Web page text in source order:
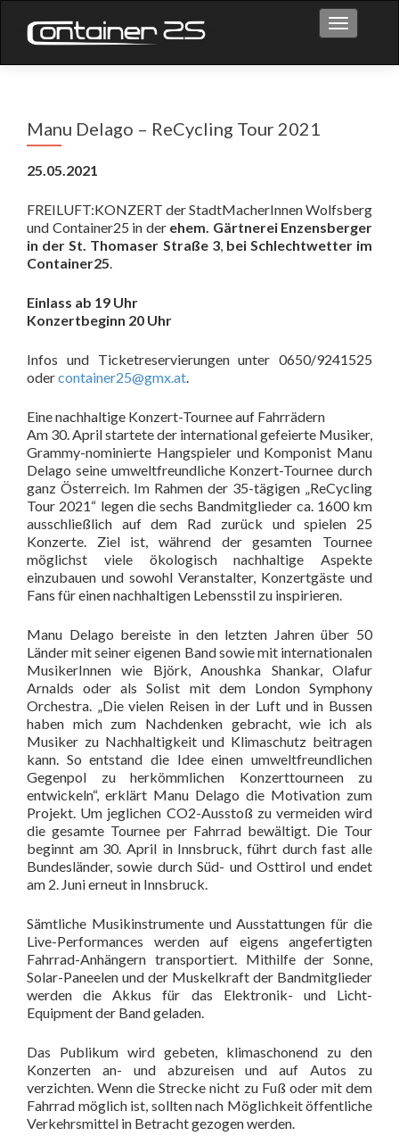
Toggle
Manu Delago – ReCycling Tour 2021
25.05.2021
FREILUFT:KONZERT der StadtMacherInnen Wolfsberg
und Container25 in der ehem. Gärtnerei Enzensberger
in der St. Thomaser Straße 3, bei Schlechtwetter im
Container25.
Einlass ab 19 Uhr
Konzertbeginn 20 Uhr
Infos und Ticketreservierungen unter 0650/9241525
odercontainer25@gmx.at.
Eine nachhaltige Konzert-Tournee auf Fahrrädern
Am 30. April startete der international gefeierte Musiker,
Grammy-nominierte Hangspieler und Komponist Manu
Delago seine umweltfreundliche Konzert-Tournee durch
ganz Österreich. Im Rahmen der 35-tägigen „ReCycling
Tour 2021“ legen die sechs Bandmitglieder ca. 1600 km
ausschließlich auf dem Rad zurück und spielen 25
Konzerte. Ziel ist, während der gesamten Tournee
möglichst viele ökologisch nachhaltige Aspekte
einzubauen und sowohl Veranstalter, Konzertgäste und
Fans für einen nachhaltigen Lebensstil zu inspirieren.
Manu Delago bereiste in den letzten Jahren über 50
Länder mit seiner eigenen Band sowie mit internationalen
MusikerInnen wie Björk, Anoushka Shankar, Olafur
Arnalds oder als Solist mit dem London Symphony
Orchestra. „Die vielen Reisen in der Luft und in Bussen
haben mich zum Nachdenken gebracht, wie ich als
Musiker zu Nachhaltigkeit und Klimaschutz beitragen
kann. So entstand die Idee einen umweltfreundlichen
Gegenpol zu herkömmlichen Konzerttourneen zu
entwickeln“, erklärt Manu Delago die Motivation zum
Projekt. Um jeglichen CO2-Ausstoß zu vermeiden wird
die gesamte Tournee per Fahrrad bewältigt. Die Tour
beginnt am 30. April in Innsbruck, führt durch fast alle
Bundesländer, sowie durch Süd- und Osttirol und endet
am 2. Juni erneut in Innsbruck.
Sämtliche Musikinstrumente und Ausstattungen für die
Live-Performances werden auf eigens angefertigten
Fahrrad-Anhängern transportiert. Mithilfe der Sonne,
Solar-Paneelen und der Muskelkraft der Bandmitglieder
werden die Akkus für das Elektronik- und Licht-
Equipment der Band geladen.
Das Publikum wird gebeten, klimaschonend zu den
Konzerten an- und abzureisen und auf Autos zu
verzichten. Wenn die Strecke nicht zu Fuß oder mit dem
Fahrrad möglich ist, sollten nach Möglichkeit öffentliche
Verkehrsmittel in Betracht gezogen werden.